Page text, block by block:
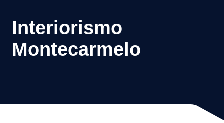
Interiorismo
Montecarmelo